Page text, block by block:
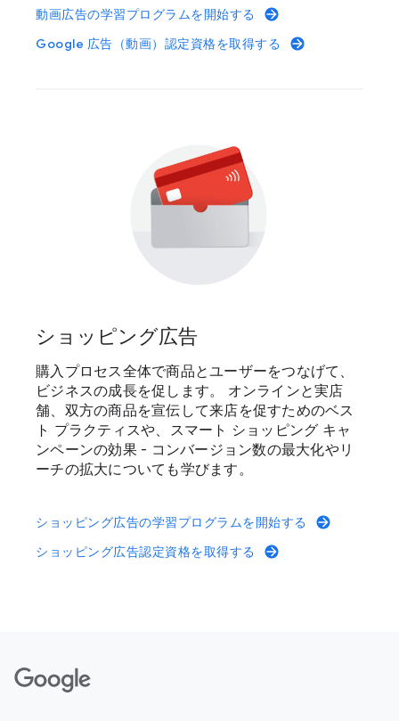
動画広告の学習プログラムを開始する
Google 広告（動画）認定資格を取得する
ショッピング広告
購入プロセス全体で商品とユーザーをつなげて、
ビジネスの成長を促します。 オンラインと実店
舗、双方の商品を宣伝して来店を促すためのベス
ト プラクティスや、スマート ショッピング キャ
ンペーンの効果 - コンバージョン数の最大化やリ
ーチの拡大についても学びます。
ショッピング広告の学習プログラムを開始する
ショッピング広告認定資格を取得する